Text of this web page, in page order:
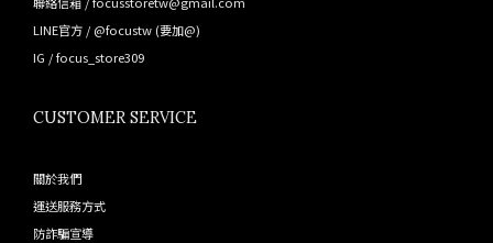
LINE官方 / @focustw (要加@)
IG /focus_store309
CUSTOMER SERVICE
關於我們
運送服務方式
防詐騙宣導